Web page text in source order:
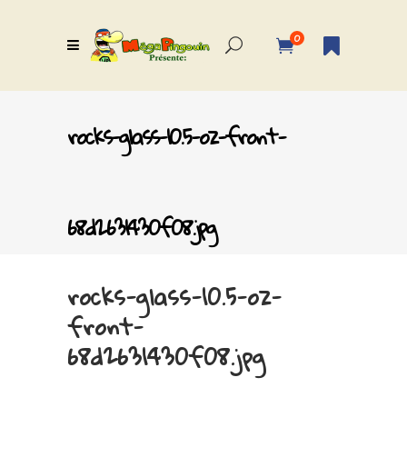
0
rocks-glass-10.5-oz-front-
68d2631430f08.jpg
rocks-glass-10.5-oz-
front-
68d2631430f08.jpg